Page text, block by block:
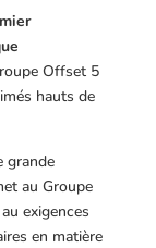
Offset 5
hauts de
grande
au Groupe
exigences
en matière